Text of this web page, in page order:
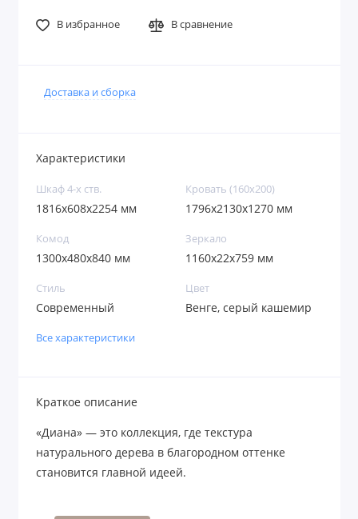
В избранное В сравнение
Доставка и сборка
Характеристики
Шкаф 4-х ств.
1816х608х2254 мм
Кровать (160х200)
1796х2130х1270 мм
Комод
1300х480х840 мм
Зеркало
1160х22х759 мм
Стиль
Современный
Цвет
Венге, серый кашемир
Все характеристики
Краткое описание
«Диана» — это коллекция, где текстура
натурального дерева в благородном оттенке
становится главной идеей.